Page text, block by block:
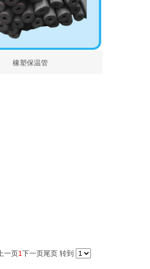
橡塑保温管
上一页1下一页尾页 转到